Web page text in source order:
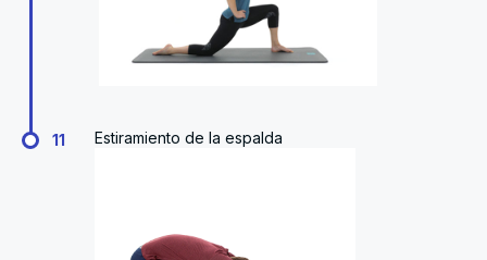
11 Estiramiento de la espalda